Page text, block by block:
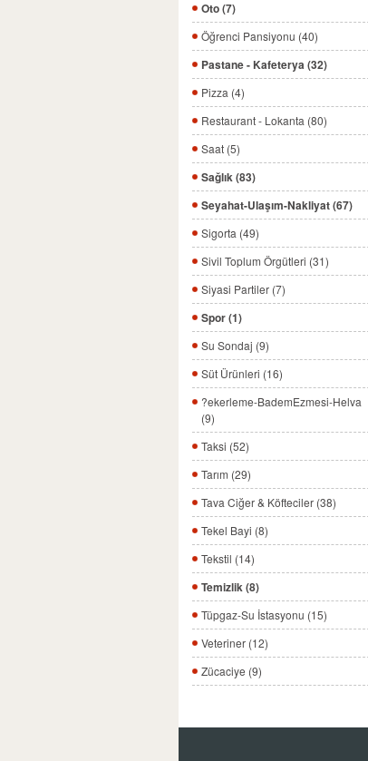
Oto (7)
Öğrenci Pansiyonu (40)
Pastane - Kafeterya (32)
Pizza (4)
Restaurant - Lokanta (80)
Saat (5)
Sağlık (83)
Seyahat-Ulaşım-Nakliyat (67)
Sigorta (49)
Sivil Toplum Örgütleri (31)
Siyasi Partiler (7)
Spor (1)
Su Sondaj (9)
Süt Ürünleri (16)
?ekerleme-BademEzmesi-Helva
(9)
Taksi (52)
Tarım (29)
Tava Ciğer & Köfteciler (38)
Tekel Bayi (8)
Tekstil (14)
Temizlik (8)
Tüpgaz-Su İstasyonu (15)
Veteriner (12)
Zücaciye (9)